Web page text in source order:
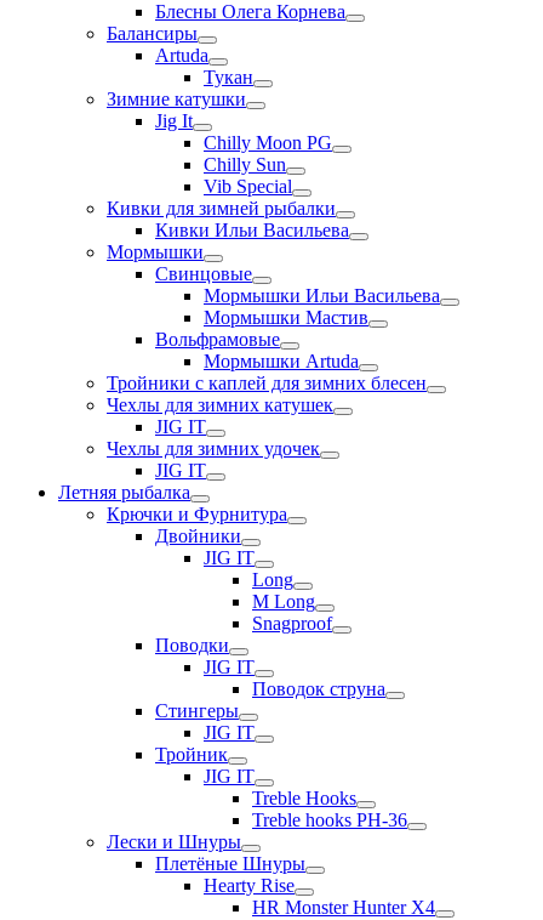
Блесны Олега Корнева
Балансиры
Artuda
Тукан
Зимние катушки
Jig It
Chilly Moon PG
Chilly Sun
Vib Special
Кивки для зимней рыбалки
Кивки Ильи Васильева
Мормышки
Свинцовые
Мормышки Ильи Васильева
Мормышки Мастив
Вольфрамовые
Мормышки Artuda
Тройники с каплей для зимних блесен
Чехлы для зимних катушек
JIG IT
Чехлы для зимних удочек
JIG IT
Летняя рыбалка
Крючки и Фурнитура
Двойники
JIG IT
Long
M Long
Snagproof
Поводки
JIG IT
Поводок струна
Стингеры
JIG IT
Тройник
JIG IT
Treble Hooks
Treble hooks PH-36
Лески и Шнуры
Плетёные Шнуры
Hearty Rise
HR Monster Hunter X4